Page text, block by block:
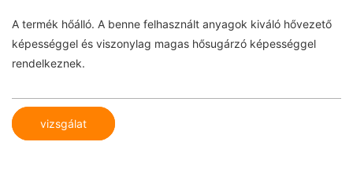
A termék hőálló. A benne felhasznált anyagok kiváló hővezető
képességgel és viszonylag magas hősugárzó képességgel
rendelkeznek.
vizsgálat